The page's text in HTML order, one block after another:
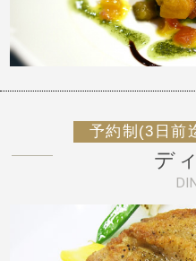
予約制(3日前
デ